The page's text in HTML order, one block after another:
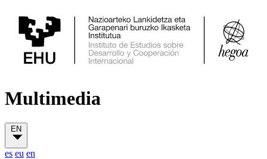
Multimedia
EN
es eu en